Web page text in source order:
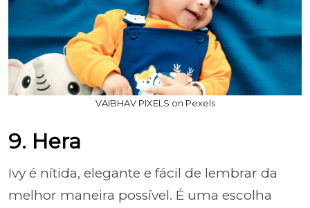
VAIBHAV PIXELS on Pexels
9. Hera
Ivy é nítida, elegante e fácil de lembrar da
melhor maneira possível. É uma escolha